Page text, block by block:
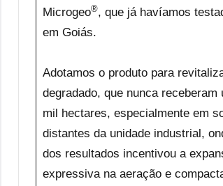
Microgeo®, que já havíamos
em Goiás.
Adotamos o produto para
degradado, que nunca
mil hectares, especialmente em
distantes da unidade industrial,
dos resultados incentivou a
expressiva na aeração e